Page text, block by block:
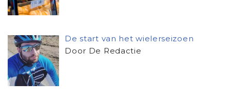
De start van het wielerseizoen
Door De Redactie